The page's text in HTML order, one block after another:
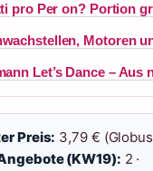
pro Per on? Portion
Motoren
Let’s Dance – Aus
Preis: 3,79 €
(KW19): 2 ·